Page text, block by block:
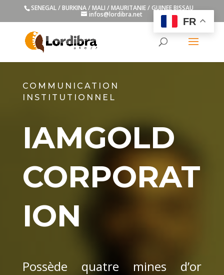
SENEGAL / BURKINA / MALI / MAURITANIE / GUINEE BISSAU
infos@lordibra.net
COMMUNICATION
INSTITUTIONNEL
IAMGOLD
CORPORAT
ION
Possède quatre mines d’or
FR